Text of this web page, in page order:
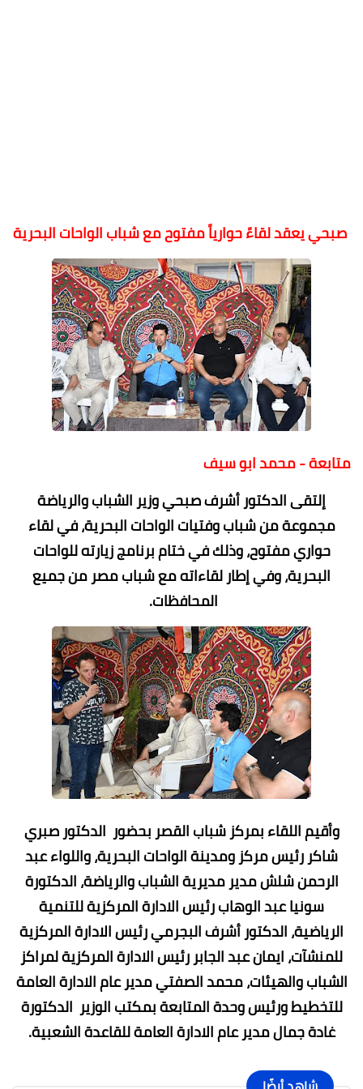
صبحي يعقد لقاءً حوارياً مفتوح مع شباب الواحات البحرية
متابعة - محمد ابو سيف
إلتقى الدكتور أشرف صبحي وزير الشباب والرياضة
مجموعة من شباب وفتيات الواحات البحرية، في لقاء
حواري مفتوح، وذلك في ختام برنامج زيارته للواحات
البحرية، وفي إطار لقاءاته مع شباب مصر من جميع
المحافظات.
وأقيم اللقاء بمركز شباب القصر بحضور الدكتور صبري
شاكر رئيس مركز ومدينة الواحات البحرية، واللواء عبد
الرحمن شلش مدير مديرية الشباب والرياضة، الدكتورة
سونيا عبد الوهاب رئيس الادارة المركزية للتنمية
الرياضية، الدكتور أشرف البجرمي رئيس الادارة المركزية
للمنشآت، ايمان عبد الجابر رئيس الادارة المركزية لمراكز
الشباب والهيئات، محمد الصفتي مدير عام الادارة العامة
للتخطيط ورئيس وحدة المتابعة بمكتب الوزير الدكتورة
غادة جمال مدير عام الادارة العامة للقاعدة الشعبية.